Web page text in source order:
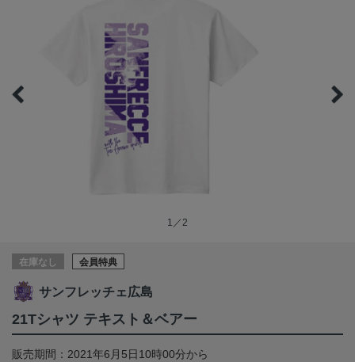
1／2
在庫なし 会員特典
サンフレッチェ広島
21Tシャツ テキスト＆ベアー
販売期間：2021年6月5日10時00分から